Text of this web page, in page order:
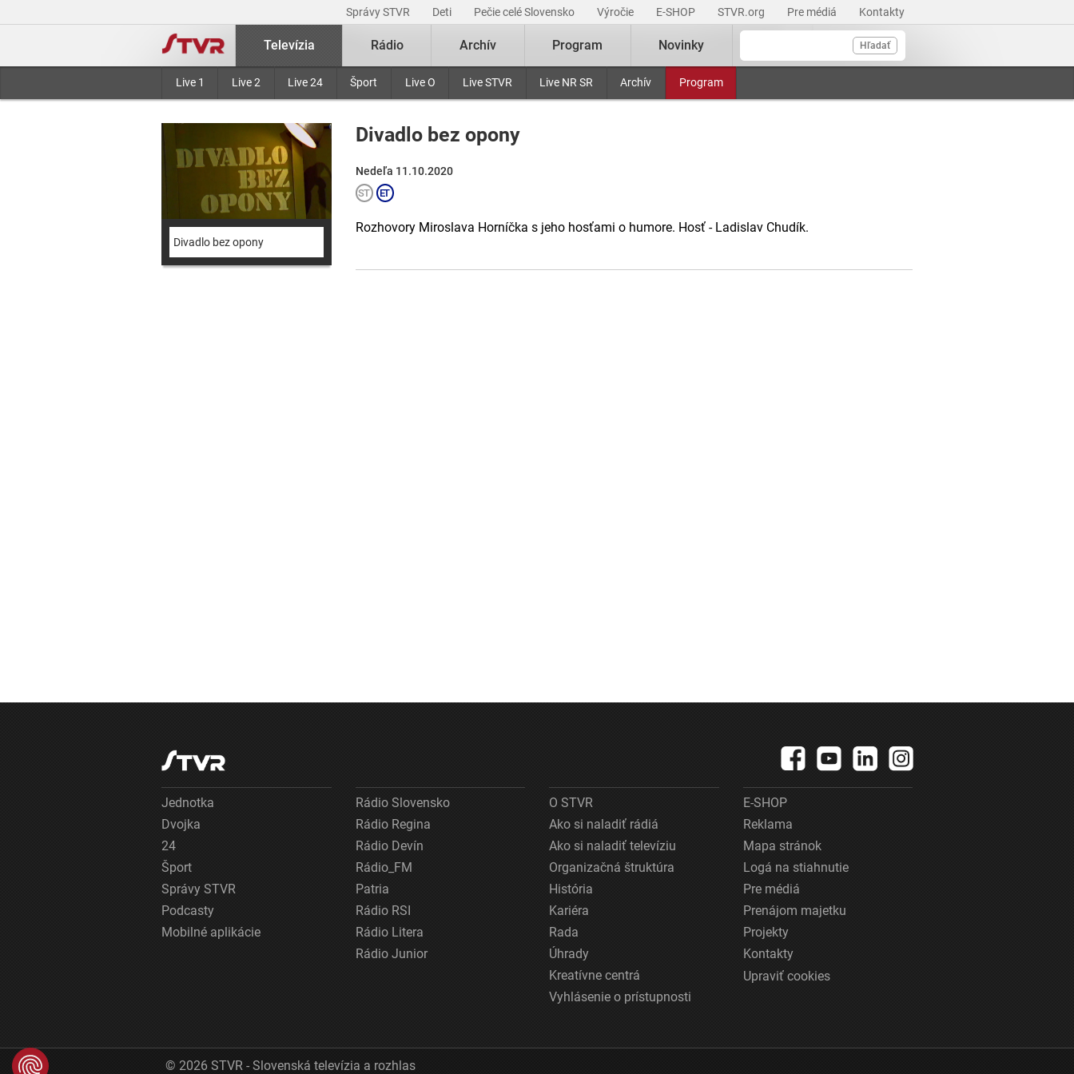
Správy STVR Deti Pečie celé Slovensko Výročie E-SHOP STVR.org Pre médiá Kontakty
Hľadať
Televízia
Live 1 Live 2 Live 24 Šport Live O Live STVR Live NR SR Archív Program
Rádio Archív Program Novinky
Divadlo bez opony
Divadlo bez opony
Nedeľa 11.10.2020
Rozhovory Miroslava Horníčka s jeho hosťami o humore. Hosť - Ladislav Chudík.
Jednotka
Dvojka
24
Šport
Správy STVR
Podcasty
Mobilné aplikácie
Rádio Slovensko
Rádio Regina
Rádio Devín
Rádio_FM
Patria
Rádio RSI
Rádio Litera
Rádio Junior
O STVR
Ako si naladiť rádiá
Ako si naladiť televíziu
Organizačná štruktúra
História
Kariéra
Rada
Úhrady
Kreatívne centrá
Vyhlásenie o prístupnosti
E-SHOP
Reklama
Mapa stránok
Logá na stiahnutie
Pre médiá
Prenájom majetku
Projekty
Kontakty
Upraviť cookies
© 2026 STVR - Slovenská televízia a rozhlas